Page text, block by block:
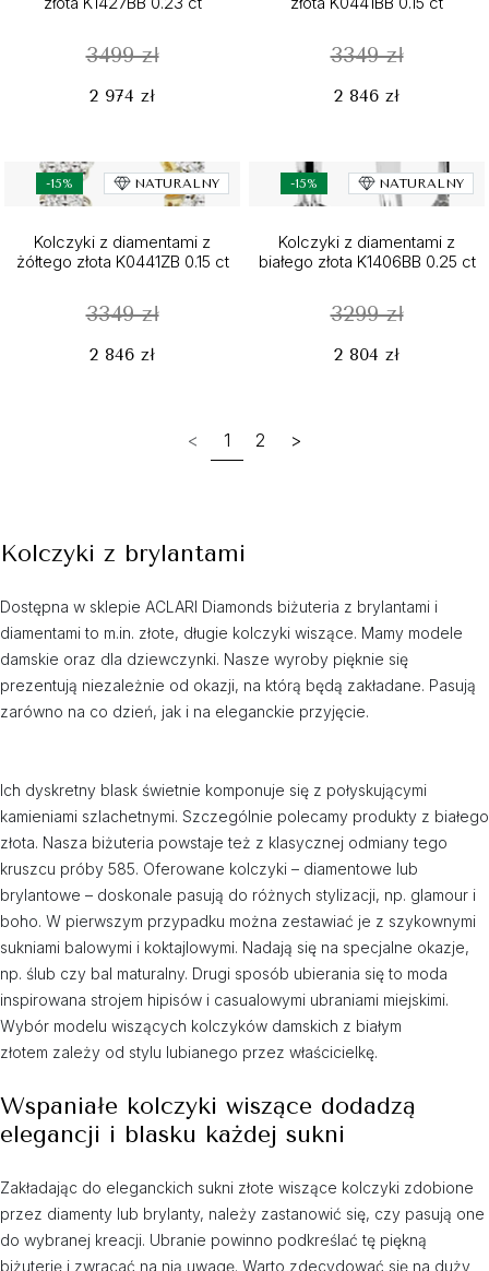
3499 zł
2 974 zł
3349 zł
2 846 zł
-15% NATURALNY
Kolczyki z diamentami z
żółtego złota K0441ZB 0.15 ct
3349 zł
2 846 zł
-15% NATURALNY
Kolczyki z diamentami z
białego złota K1406BB 0.25 ct
3299 zł
2 804 zł
< 1 2 >
Kolczyki z brylantami
Dostępna w sklepie ACLARI Diamonds biżuteria z brylantami i
diamentami to m.in. złote, długie kolczyki wiszące. Mamy modele
damskie oraz dla dziewczynki. Nasze wyroby pięknie się
prezentują niezależnie od okazji, na którą będą zakładane. Pasują
zarówno na co dzień, jak i na eleganckie przyjęcie.
Ich dyskretny blask świetnie komponuje się z połyskującymi
kamieniami szlachetnymi. Szczególnie polecamy produkty z białego
złota. Nasza biżuteria powstaje też z klasycznej odmiany tego
kruszcu próby 585. Oferowane kolczyki – diamentowe lub
brylantowe – doskonale pasują do różnych stylizacji, np. glamour i
boho. W pierwszym przypadku można zestawiać je z szykownymi
sukniami balowymi i koktajlowymi. Nadają się na specjalne okazje,
np. ślub czy bal maturalny. Drugi sposób ubierania się to moda
inspirowana strojem hipisów i casualowymi ubraniami miejskimi.
Wybór modelu wiszących kolczyków damskich z białym
złotem zależy od stylu lubianego przez właścicielkę.
Wspaniałe kolczyki wiszące dodadzą
elegancji i blasku każdej sukni
Zakładając do eleganckich sukni złote wiszące kolczyki zdobione
przez diamenty lub brylanty, należy zastanowić się, czy pasują one
do wybranej kreacji. Ubranie powinno podkreślać tę piękną
biżuterię i zwracać na nią uwagę. Warto zdecydować się na duży